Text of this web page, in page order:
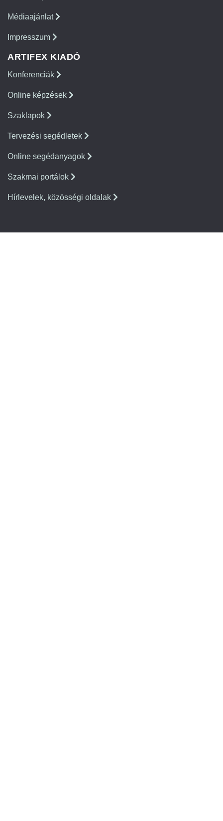
Médiaajánlat
Impresszum
ARTIFEX KIADÓ
Konferenciák
Online képzések
Szaklapok
Tervezési segédletek
Online segédanyagok
Szakmai portálok
Hírlevelek, közösségi oldalak